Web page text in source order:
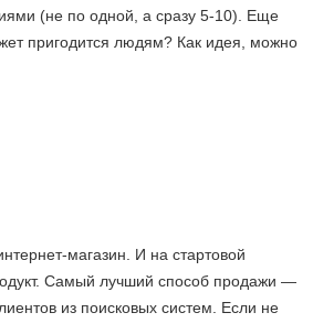
(не по одной, а сразу 5-10). Еще
пригодится людям? Как идея, можно
магазин. И на стартовой
Самый лучший способ продажи —
из поисковых систем. Если не